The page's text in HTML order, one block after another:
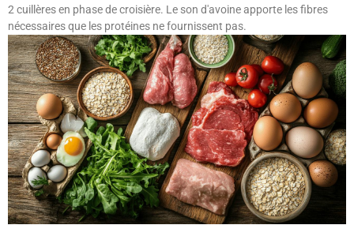
2 cuillères en phase de croisière. Le son d'avoine apporte les fibres
nécessaires que les protéines ne fournissent pas.